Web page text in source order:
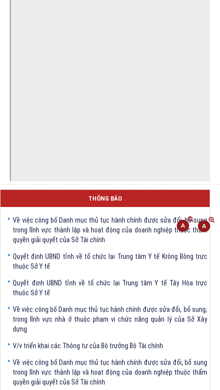
THÔNG BÁO
V/v triển khai các Thông tư của Bộ trưởng Bộ Tài chính
Về việc công bố Danh mục thủ tục hành chính được sửa đổi, bổ sung
trong lĩnh vực thành lập và hoạt động của doanh nghiệp thuộc thẩm
quyền giải quyết của Sở Tài chính
Quyết định UBND tỉnh về tổ chức lại Trung tâm Y tế Krông Bông trực
thuộc Sở Y tế
Quyết định UBND tỉnh về tổ chức lại Trung tâm Y tế Tây Hòa trực
thuộc Sở Y tế
Về việc công bố Danh mục thủ tục hành chính được sửa đổi, bổ sung,
trong lĩnh vực nhà ở thuộc phạm vi chức năng quản lý của Sở Xây
dựng
V/v triển khai các Thông tư của Bộ trưởng Bộ Tài chính
Về việc công bố Danh mục thủ tục hành chính được sửa đổi, bổ sung
trong lĩnh vực thành lập và hoạt động của doanh nghiệp thuộc thẩm
quyền giải quyết của Sở Tài chính